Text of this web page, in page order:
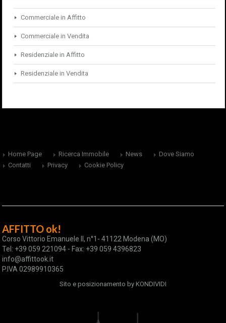
Commerciale in Affitto
Commerciale in Vendita
Residenziale in Affitto
Residenziale in Vendita
Home Page Ricerca Immobile News
Dove Siamo
Contatti
Privacy Cookie Policy
AFFITTO ok!
Corso Vittorio Emanuele II, n°1- 41122 Modena (MO)
Tel: +39 059 221094 - Fax: +39 059 4396823
info@affittook.it
P.IVA 02989910365
Sito e posizionamento by KONDIVIDI